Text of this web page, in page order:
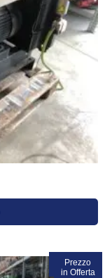
In vendita!
Prezzo
in Offerta